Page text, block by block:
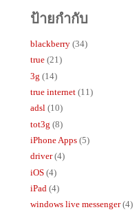
ป้ายกำกับ
blackberry (34)
true (21)
3g (14)
true internet (11)
adsl (10)
tot3g (8)
iPhone Apps (5)
driver (4)
iOS (4)
iPad (4)
windows live messenger (4)